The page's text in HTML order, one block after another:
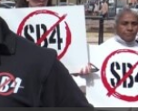
available